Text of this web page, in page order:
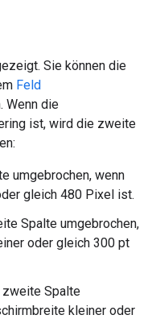
Sie können die
Feld
Wenn die
ist, wird die zweite
umgebrochen, wenn
gleich 480 Pixel ist.
Spalte umgebrochen,
oder gleich 300 pt
zweite Spalte
kleiner oder